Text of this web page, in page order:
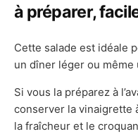
à préparer,
Cette salade est idéale
un dîner léger ou
Si vous la préparez à
conserver la vinaigrette
la fraîcheur et le